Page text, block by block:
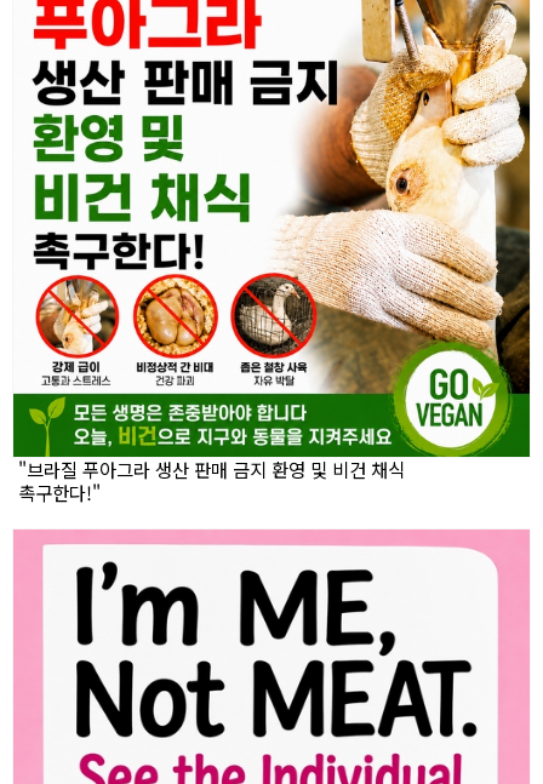
"브라질 푸아그라 생산 판매 금지 환영 및 비건 채식
촉구한다!"